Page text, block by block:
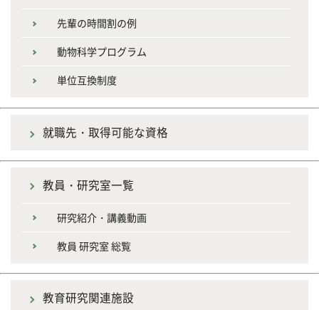
先輩の時間割の例
動物科学プログラム
単位互換制度
就職先・取得可能な資格
教員・研究室一覧
研究紹介・講義動画
教員 研究室 総覧
教育研究関連施設